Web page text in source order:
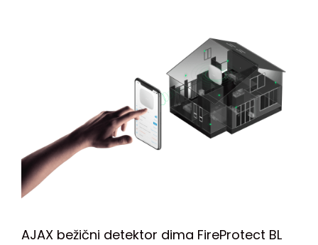
AJAX bežični detektor dima FireProtect BL